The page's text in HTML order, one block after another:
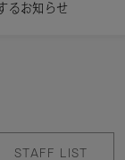
るお知らせ
STAFF LIST